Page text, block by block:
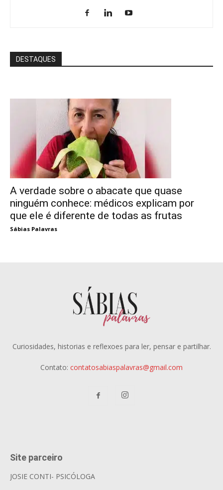
DESTAQUES
A verdade sobre o abacate que quase
ninguém conhece: médicos explicam por
que ele é diferente de todas as frutas
Sábias Palavras
Curiosidades, historias e reflexoes para ler, pensar e partilhar.
Contato: contatosabiaspalavras@gmail.com
Site parceiro
JOSIE CONTI- PSICÓLOGA